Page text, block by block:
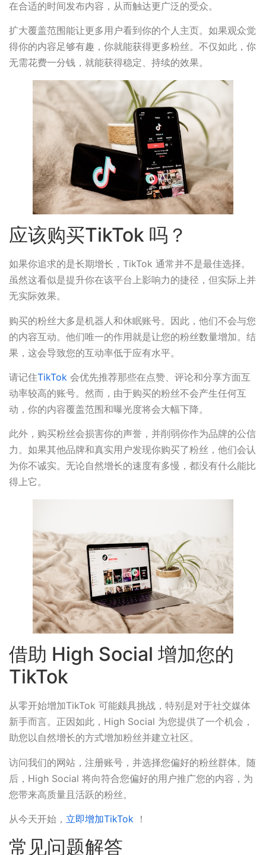
在合适的时间发布内容，从而触达更广泛的受众。
扩大覆盖范围能让更多用户看到你的个人主页。如果观众觉
得你的内容足够有趣，你就能获得更多粉丝。不仅如此，你
无需花费一分钱，就能获得稳定、持续的效果。
应该购买TikTok 吗？
如果你追求的是长期增长，TikTok 通常并不是最佳选择。
虽然这看似是提升你在该平台上影响力的捷径，但实际上并
无实际效果。
购买的粉丝大多是机器人和休眠账号。因此，他们不会与您
的内容互动。他们唯一的作用就是让您的粉丝数量增加。结
果，这会导致您的互动率低于应有水平。
请记住TikTok 会优先推荐那些在点赞、评论和分享方面互
动率较高的账号。然而，由于购买的粉丝不会产生任何互
动，你的内容覆盖范围和曝光度将会大幅下降。
此外，购买粉丝会损害你的声誉，并削弱你作为品牌的公信
力。如果其他品牌和真实用户发现你购买了粉丝，他们会认
为你不诚实。无论自然增长的速度有多慢，都没有什么能比
得上它。
借助 High Social 增加您的
TikTok
从零开始增加TikTok 可能颇具挑战，特别是对于社交媒体
新手而言。正因如此，High Social 为您提供了一个机会，
助您以自然增长的方式增加粉丝并建立社区。
访问我们的网站，注册账号，并选择您偏好的粉丝群体。随
后，High Social 将向符合您偏好的用户推广您的内容，为
您带来高质量且活跃的粉丝。
从今天开始， 立即增加TikTok ！
常见问题解答